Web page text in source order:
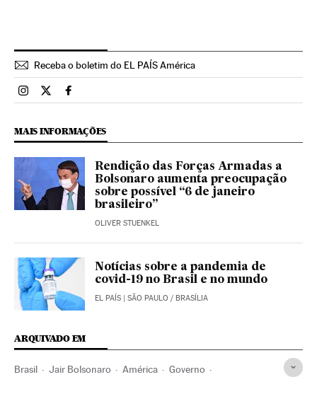
Receba o boletim do EL PAÍS América
Brasil El País Brasil en Instagram
Brasil El País Brasil en Twitter
Brasil El País Brasil en Facebook
MAIS INFORMAÇÕES
Rendição das Forças Armadas a
Bolsonaro aumenta preocupação
sobre possível “6 de janeiro
brasileiro”
OLIVER STUENKEL
Notícias sobre a pandemia de
covid-19 no Brasil e no mundo
EL PAÍS | SÃO PAULO / BRASÍLIA
ARQUIVADO EM
Brasil Jair Bolsonaro América Governo